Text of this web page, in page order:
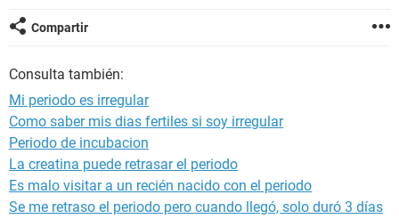
Compartir
Consulta también:
Mi periodo es irregular
Como saber mis dias fertiles si soy irregular
Periodo de incubacion
La creatina puede retrasar el periodo
Es malo visitar a un recién nacido con el periodo
Se me retraso el periodo pero cuando llegó, solo duró 3 días